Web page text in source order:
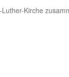
Kirche